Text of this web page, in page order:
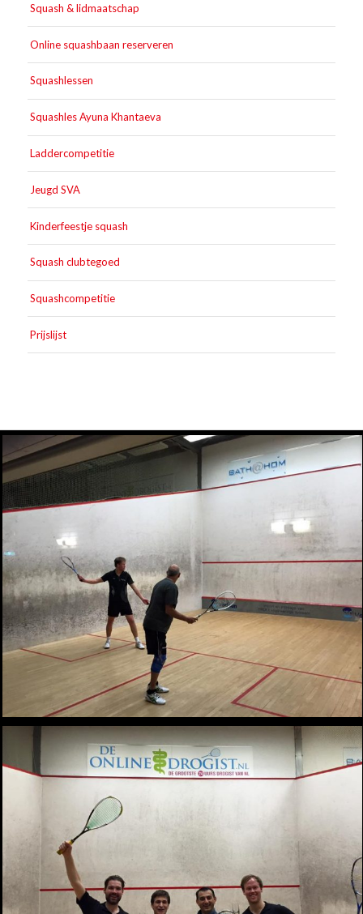
Squash & lidmaatschap
Online squashbaan reserveren
Squashlessen
Squashles Ayuna Khantaeva
Laddercompetitie
Jeugd SVA
Kinderfeestje squash
Squash clubtegoed
Squashcompetitie
Prijslijst